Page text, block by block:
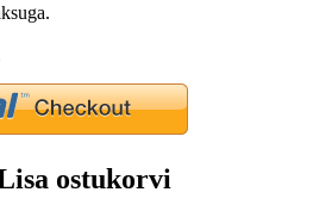
ostukorvi